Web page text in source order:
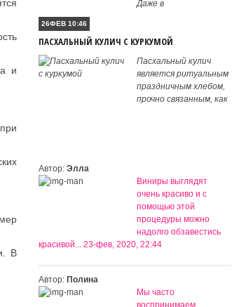
и
В
Даже в
26ФЕВ 10:46
ПАСХАЛЬНЫЙ КУЛИЧ С КУРКУМОЙ
Пасхальный кулич
является ритуальным
праздничным хлебом,
прочно связанным, как
Автор: Элла
Виниры выглядят
очень красиво и с
помощью этой
процедуры можно
надолго обзавестись
красивой... 23-фев, 2020, 22:44
Автор: Полина
Мы часто
воспринимаем